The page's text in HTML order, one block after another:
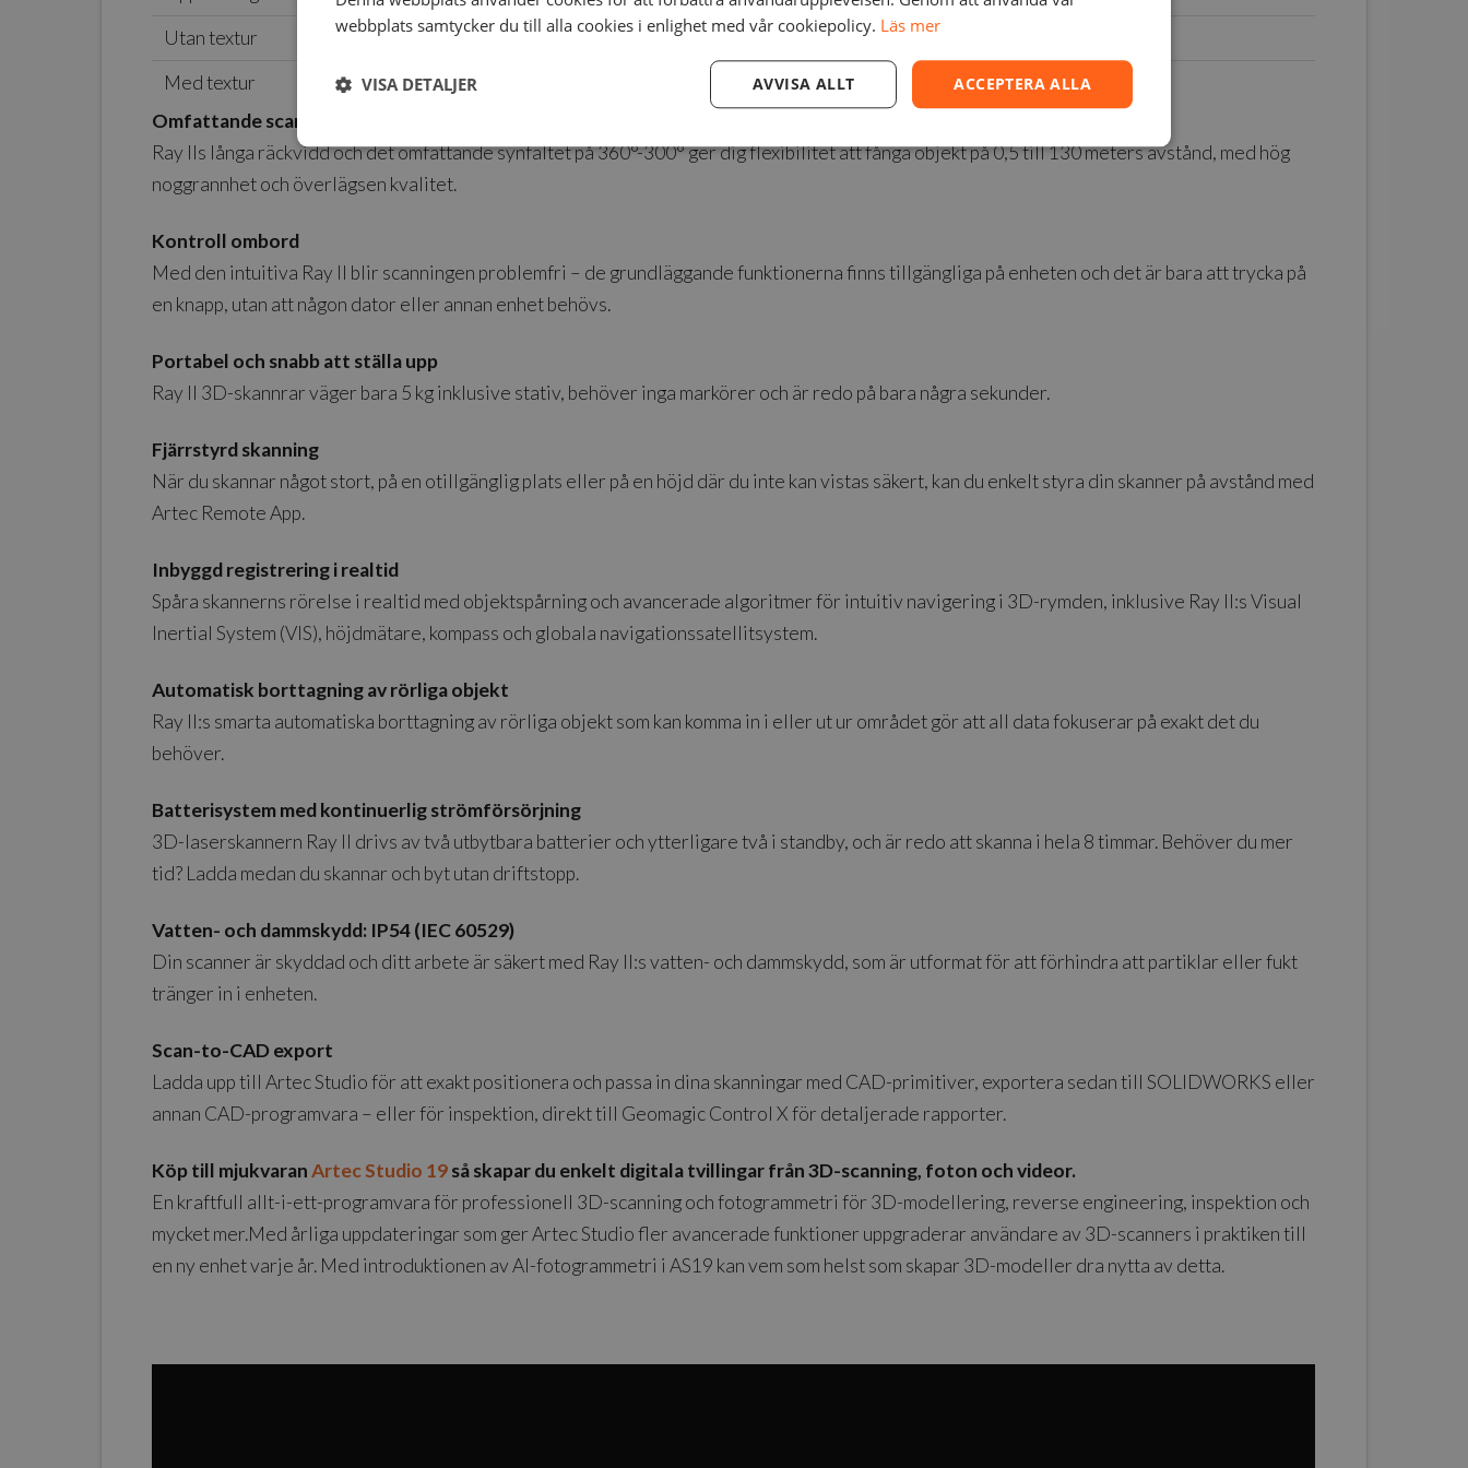
Utan textur
1,7 min 0,85 min
Med textur
1,9 min
1,4 min
Omfattande scanning med lång räckvidd
Ray IIs långa räckvidd och det omfattande synfältet på 360°-300° ger dig flexibilitet att fånga objekt på 0,5 till 130 meters avstånd, med hög
noggrannhet och överlägsen kvalitet.
Kontroll ombord
Med den intuitiva Ray II blir scanningen problemfri – de grundläggande funktionerna finns tillgängliga på enheten och det är bara att trycka på
en knapp, utan att någon dator eller annan enhet behövs.
Portabel och snabb att ställa upp
Ray II 3D-skannrar väger bara 5 kg inklusive stativ, behöver inga markörer och är redo på bara några sekunder.
Fjärrstyrd skanning
När du skannar något stort, på en otillgänglig plats eller på en höjd där du inte kan vistas säkert, kan du enkelt styra din skanner på avstånd med
Artec Remote App.
Inbyggd registrering i realtid
Spåra skannerns rörelse i realtid med objektspårning och avancerade algoritmer för intuitiv navigering i 3D-rymden, inklusive Ray II:s Visual
Inertial System (VIS), höjdmätare, kompass och globala navigationssatellitsystem.
Automatisk borttagning av rörliga objekt
Ray II:s smarta automatiska borttagning av rörliga objekt som kan komma in i eller ut ur området gör att all data fokuserar på exakt det du
behöver.
Batterisystem med kontinuerlig strömförsörjning
3D-laserskannern Ray II drivs av två utbytbara batterier och ytterligare två i standby, och är redo att skanna i hela 8 timmar. Behöver du mer
tid? Ladda medan du skannar och byt utan driftstopp.
Vatten- och dammskydd: IP54 (IEC 60529)
Din scanner är skyddad och ditt arbete är säkert med Ray II:s vatten- och dammskydd, som är utformat för att förhindra att partiklar eller fukt
tränger in i enheten.
Scan-to-CAD export
Ladda upp till Artec Studio för att exakt positionera och passa in dina skanningar med CAD-primitiver, exportera sedan till SOLIDWORKS eller
annan CAD-programvara – eller för inspektion, direkt till Geomagic Control X för detaljerade rapporter.
Köp till mjukvaranArtec Studio 19så skapar du enkelt digitala tvillingar från 3D-scanning, foton och videor.
En kraftfull allt-i-ett-programvara för professionell 3D-scanning och fotogrammetri för 3D-modellering, reverse engineering, inspektion och
mycket mer.Med årliga uppdateringar som ger Artec Studio fler avancerade funktioner uppgraderar användare av 3D-scanners i praktiken till
en ny enhet varje år. Med introduktionen av AI-fotogrammetri i AS19 kan vem som helst som skapar 3D-modeller dra nytta av detta.
webbplats samtycker du till alla cookies i enlighet med vår cookiepolicy. Läs mer
ACCEPTERA ALLA
AVVISA ALLT
VISA DETALJER